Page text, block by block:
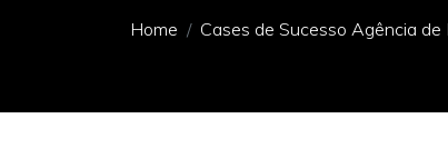
Home Cases de Sucesso Agência